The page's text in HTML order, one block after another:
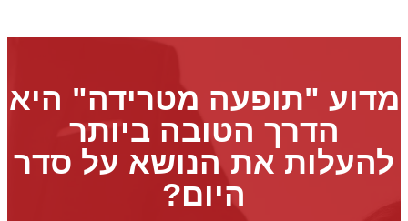
מדוע "תופעה מטרידה" היא
הדרך הטובה ביותר
להעלות את הנושא על סדר
היום?